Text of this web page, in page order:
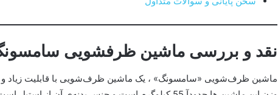
نقد و بررسی ماشین ظرفشویی
ماشین ظرف‌شویی «سامسونگ» ، یک ماشین ظرف‌شویی با قابلیت زیاد و